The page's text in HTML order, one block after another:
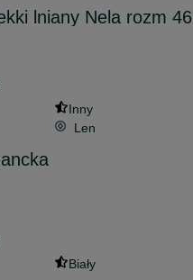
lniany Nela rozm 46
Inny
Len
Biały